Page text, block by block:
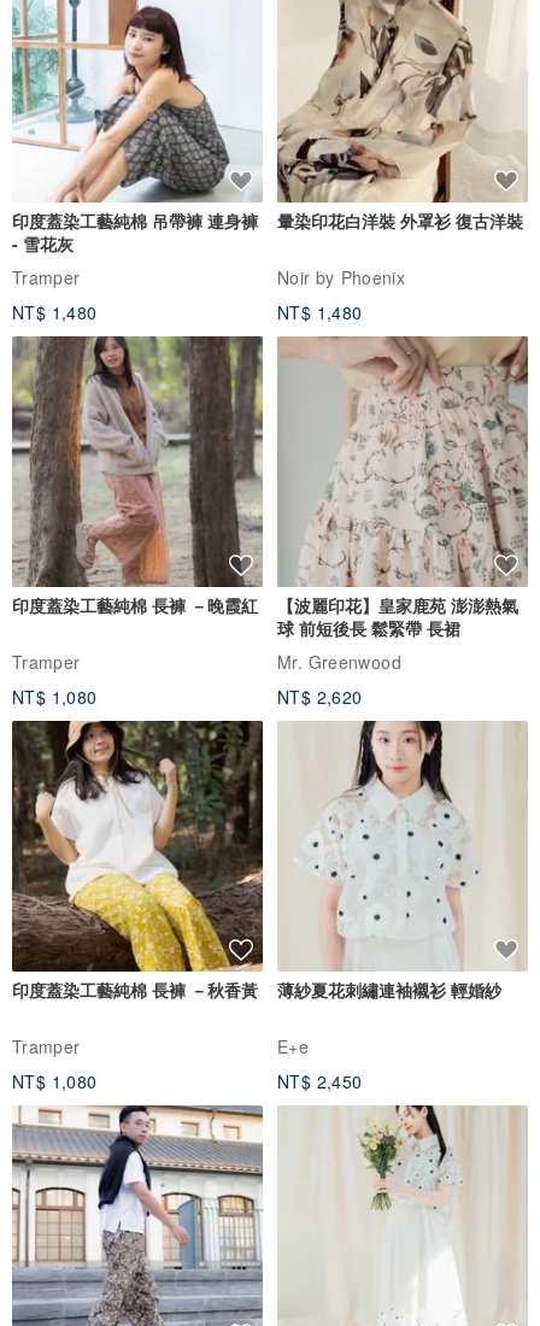
印度蓋染工藝純棉 吊帶褲 連身褲
- 雪花灰
Tramper
NT$ 1,480
暈染印花白洋裝 外罩衫 復古洋裝
Noir by Phoenix
NT$ 1,480
印度蓋染工藝純棉 長褲 －晚霞紅
Tramper
NT$ 1,080
【波麗印花】皇家鹿苑 澎澎熱氣
球 前短後長 鬆緊帶 長裙
Mr. Greenwood
NT$ 2,620
印度蓋染工藝純棉 長褲 －秋香黃
Tramper
NT$ 1,080
薄紗夏花刺繡連袖襯衫 輕婚紗
E+e
NT$ 2,450